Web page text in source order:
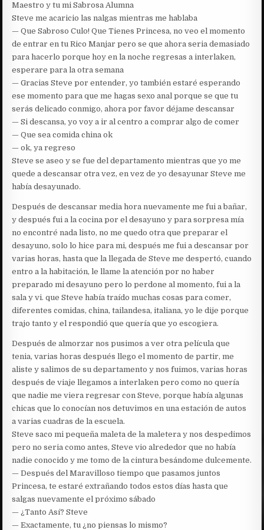
Maestro y tu mi Sabrosa Alumna
Steve me acaricio las nalgas mientras me hablaba
— Que Sabroso Culo! Que Tienes Princesa, no veo el momento
de entrar en tu Rico Manjar pero se que ahora seria demasiado
para hacerlo porque hoy en la noche regresas a interlaken,
esperare para la otra semana
— Gracias Steve por entender, yo también estaré esperando
ese momento para que me hagas sexo anal porque se que tu
serás delicado conmigo, ahora por favor déjame descansar
— Si descansa, yo voy a ir al centro a comprar algo de comer
— Que sea comida china ok
— ok, ya regreso
Steve se aseo y se fue del departamento mientras que yo me
quede a descansar otra vez, en vez de yo desayunar Steve me
había desayunado.
Después de descansar media hora nuevamente me fui a bañar,
y después fui a la cocina por el desayuno y para sorpresa mía
no encontré nada listo, no me quedo otra que preparar el
desayuno, solo lo hice para mi, después me fui a descansar por
varias horas, hasta que la llegada de Steve me despertó, cuando
entro a la habitación, le llame la atención por no haber
preparado mi desayuno pero lo perdone al momento, fui a la
sala y vi. que Steve había traído muchas cosas para comer,
diferentes comidas, china, tailandesa, italiana, yo le dije porque
trajo tanto y el respondió que quería que yo escogiera.
Después de almorzar nos pusimos a ver otra película que
tenia, varias horas después llego el momento de partir, me
aliste y salimos de su departamento y nos fuimos, varias horas
después de viaje llegamos a interlaken pero como no quería
que nadie me viera regresar con Steve, porque había algunas
chicas que lo conocían nos detuvimos en una estación de autos
a varias cuadras de la escuela.
Steve saco mi pequeña maleta de la maletera y nos despedimos
pero no seria como antes, Steve vio alrededor que no había
nadie conocido y me tomo de la cintura besándome dulcemente.
— Después del Maravilloso tiempo que pasamos juntos
Princesa, te estaré extrañando todos estos días hasta que
salgas nuevamente el próximo sábado
— ¿Tanto Así? Steve
— Exactamente, tu ¿no piensas lo mismo?